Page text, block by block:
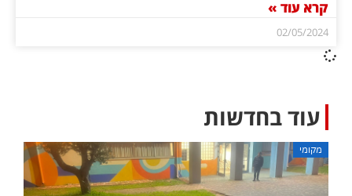
קרא עוד »
02/05/2024
עוד בחדשות
מקומי